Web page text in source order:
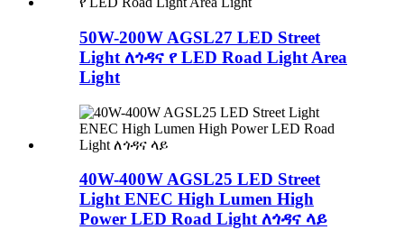
50W-200W AGSL27 LED Street
Light ለጎዳና የ LED Road Light Area
Light
40W-400W AGSL25 LED Street
Light ENEC High Lumen High
Power LED Road Light ለጎዳና ላይ